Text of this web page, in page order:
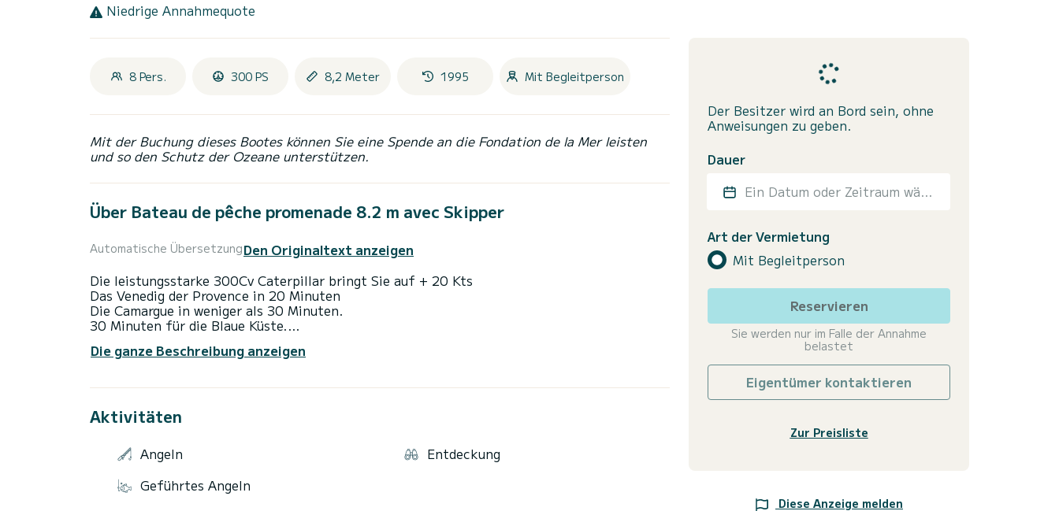
Niedrige Annahmequote
8 Pers. 300 PS 8,2 Meter 1995 Mit Begleitperson
Mit der Buchung dieses Bootes können Sie eine Spende an die Fondation de la Mer leisten
und so den Schutz der Ozeane unterstützen.
Über Bateau de pêche promenade 8.2 m avec Skipper
Automatische ÜbersetzungDen Originaltext anzeigen
Die leistungsstarke 300Cv Caterpillar bringt Sie auf + 20 Kts
Das Venedig der Provence in 20 Minuten
Die Camargue in weniger als 30 Minuten.
30 Minuten für die Blaue Küste.
Der große Achtersalon von mehr als 9 m² ist ideal zum Mittagessen, Angeln oder für beides
Eine kleine Kabine ermöglicht sich hinzulegen oder Schutz zu suchen, während man zum
Die ganze Beschreibung anzeigen
Aktivitäten
Angeln
Entdeckung
Geführtes Angeln
Der Besitzer wird an Bord sein, ohne
Anweisungen zu geben.
Dauer
Ein Datum oder Zeitraum wählen
Art der Vermietung
Mit Begleitperson
Reservieren
Sie werden nur im Falle der Annahme
belastet
Eigentümer kontaktieren
Zur Preisliste
Diese Anzeige melden